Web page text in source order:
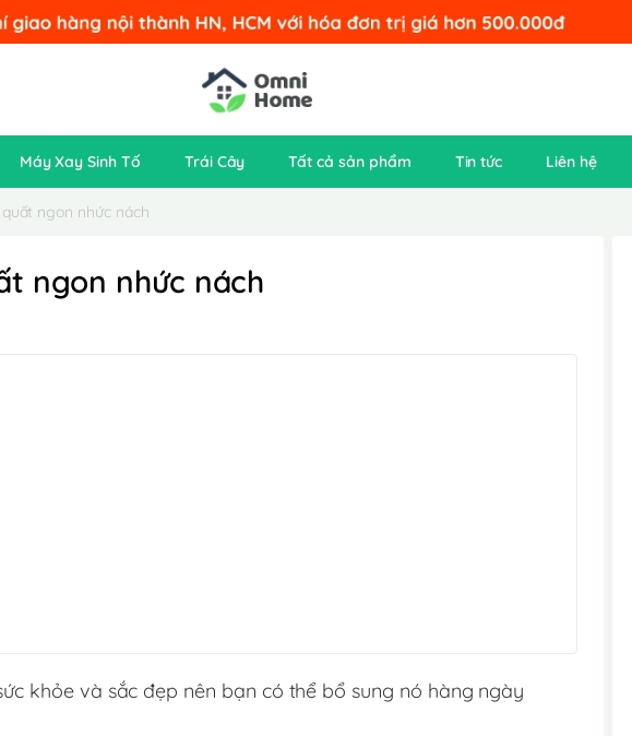
Máy Xay Sinh Tố Trái Cây Tất cả sản phẩm Tin tức Liên hệ
ngon nhức nách
ngon nhức nách
khỏe và sắc đẹp nên bạn có thể bổ sung nó hàng ngày